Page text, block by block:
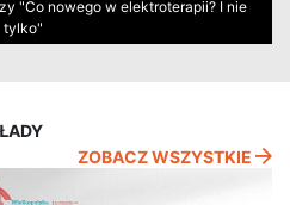
"Co nowego w elektroterapii? I nie
tylko"
ZOBACZ WSZYSTKIE